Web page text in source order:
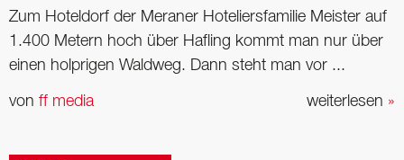
Zum Hoteldorf der Meraner Hoteliersfamilie Meister auf
1.400 Metern hoch über Hafling kommt man nur über
einen holprigen Waldweg. Dann steht man vor ...
weiterlesen »
von ff media